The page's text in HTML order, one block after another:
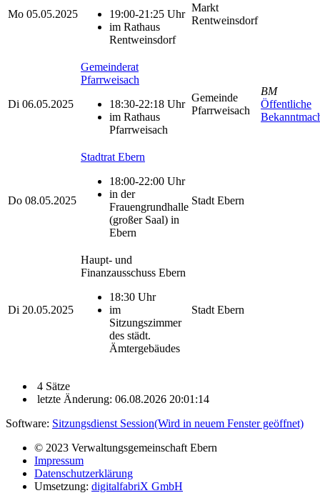
Mo 05.05.2025
19:00-21:25 Uhr
im Rathaus
Rentweinsdorf
Markt
Rentweinsdorf
Di 06.05.2025
Gemeinderat
Pfarrweisach
18:30-22:18 Uhr
im Rathaus
Pfarrweisach
Gemeinde
Pfarrweisach
BM
Öffentliche
Do 08.05.2025
Stadtrat Ebern
18:00-22:00 Uhr
in der
Frauengrundhalle
(großer Saal) in
Ebern
Stadt Ebern
Di 20.05.2025
Haupt- und
Finanzausschuss Ebern
18:30 Uhr
im
Sitzungszimmer
des städt.
Ämtergebäudes
Stadt Ebern
4 Sätze
letzte Änderung: 06.08.2026 20:01:14
Software: Sitzungsdienst Session(Wird in neuem Fenster geöffnet)
© 2023 Verwaltungsgemeinschaft Ebern
Impressum
Datenschutzerklärung
Umsetzung: digitalfabriX GmbH